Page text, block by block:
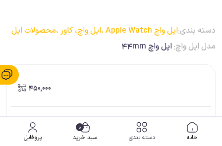
دسته بندی:اپل واچ Apple Watch ، اپل واچ، کاور ،محصولات اپل
مدل اپل واچ:اپل واچ 44mm
450,000
ضمانت اصالت کالا
ارسال فوری (برای شهر شیراز)
پروفایل
0
سبد خرید دسته بندی خانه